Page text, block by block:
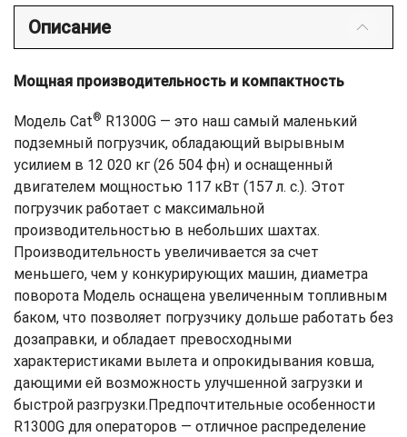
Описание
Мощная производительность и компактность
Модель Cat® R1300G — это наш самый маленький
подземный погрузчик, обладающий вырывным
усилием в 12 020 кг (26 504 фн) и оснащенный
двигателем мощностью 117 кВт (157 л. с.). Этот
погрузчик работает с максимальной
производительностью в небольших шахтах.
Производительность увеличивается за счет
меньшего, чем у конкурирующих машин, диаметра
поворота Модель оснащена увеличенным топливным
баком, что позволяет погрузчику дольше работать без
дозаправки, и обладает превосходными
характеристиками вылета и опрокидывания ковша,
дающими ей возможность улучшенной загрузки и
быстрой разгрузки.Предпочтительные особенности
R1300G для операторов — отличное распределение